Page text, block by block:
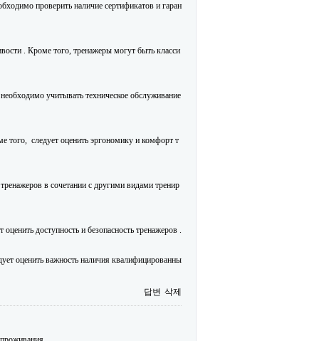
проверить наличие сертификатов и гаран
. Кроме того, тренажеры могут быть класси
учитывать техническое обслуживание
того, следует оценить эргономику и комфорт т
в сочетании с другими видами тренир
доступность и безопасность тренажеров .
оценить важность наличия квалифицированны
답변 삭제